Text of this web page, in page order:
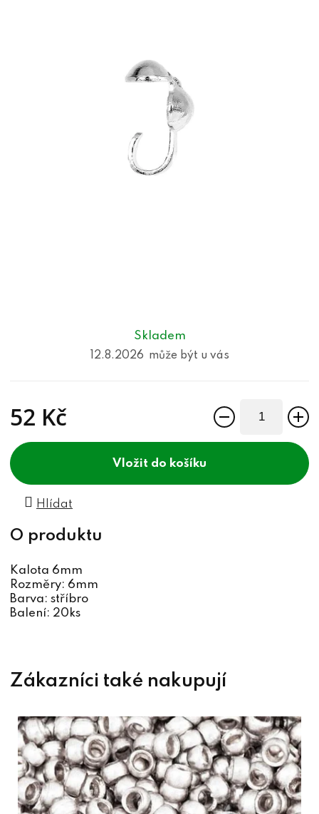
Skladem
12.8.2026
52 Kč
do košíku
Hlídat
Kalota 6mm
Rozměry: 6mm
Barva: stříbro
Balení: 20ks